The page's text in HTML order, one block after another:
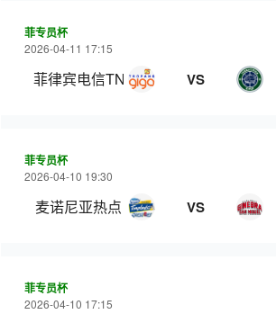
菲专员杯
2026-04-11 17:15
菲律宾电信TNT VS
菲专员杯
2026-04-10 19:30
麦诺尼亚热点 VS
菲专员杯
2026-04-10 17:15